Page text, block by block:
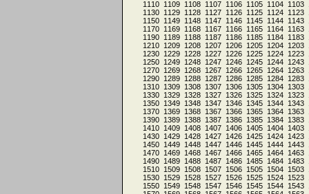
1103
1104
1105
1106
1107
1108
1109
1110
1123
1124
1125
1126
1127
1128
1129
1130
1143
1144
1145
1146
1147
1148
1149
1150
1163
1164
1165
1166
1167
1168
1169
1170
1183
1184
1185
1186
1187
1188
1189
1190
1203
1204
1205
1206
1207
1208
1209
1210
1223
1224
1225
1226
1227
1228
1229
1230
1243
1244
1245
1246
1247
1248
1249
1250
1263
1264
1265
1266
1267
1268
1269
1270
1283
1284
1285
1286
1287
1288
1289
1290
1303
1304
1305
1306
1307
1308
1309
1310
1323
1324
1325
1326
1327
1328
1329
1330
1343
1344
1345
1346
1347
1348
1349
1350
1363
1364
1365
1366
1367
1368
1369
1370
1383
1384
1385
1386
1387
1388
1389
1390
1403
1404
1405
1406
1407
1408
1409
1410
1423
1424
1425
1426
1427
1428
1429
1430
1443
1444
1445
1446
1447
1448
1449
1450
1463
1464
1465
1466
1467
1468
1469
1470
1483
1484
1485
1486
1487
1488
1489
1490
1503
1504
1505
1506
1507
1508
1509
1510
1523
1524
1525
1526
1527
1528
1529
1530
1543
1544
1545
1546
1547
1548
1549
1550